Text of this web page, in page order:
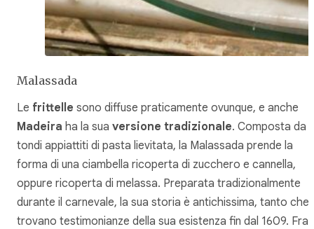
Malassada
Le frittelle sono diffuse praticamente ovunque, e anche
Madeira ha la sua versione tradizionale. Composta da
tondi appiattiti di pasta lievitata, la Malassada prende la
forma di una ciambella ricoperta di zucchero e cannella,
oppure ricoperta di melassa. Preparata tradizionalmente
durante il carnevale, la sua storia è antichissima, tanto che
trovano testimonianze della sua esistenza fin dal 1609. Fra